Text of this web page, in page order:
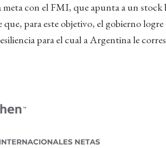
meta con el FMI, que apunta a un
para este objetivo, el gobierno
para el cual a Argentina le